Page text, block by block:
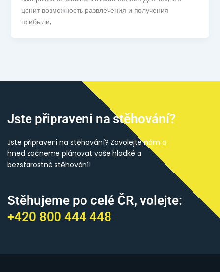
ценит возможность развлечения и получения
прибыли,
Jste připraveni na stěhování?
Jste připraveni na stěhování? Zavolejte nám a
hned začneme plánovat vaše hladké a
bezstarostné stěhování!
Stěhujeme po celé ČR, volejte:
+420 800 444 448